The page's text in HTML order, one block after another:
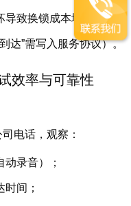
导致换锁成本增加）；
到达”需写入服务协议）。
效率与可靠性
电话，观察：
录音）；
间；